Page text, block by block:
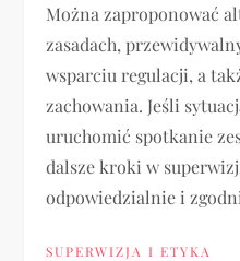
Można zaproponować
zasadach,
wsparciu regulacji, a
zachowania. Jeśli
uruchomić spotkanie
dalsze kroki w
odpowiedzialnie i
SUPERWIZJA I ETYKA